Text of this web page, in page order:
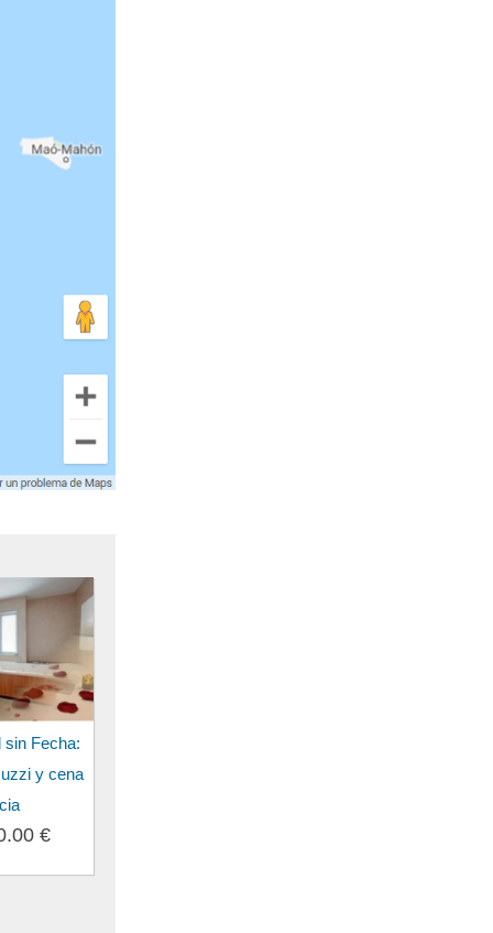
sin Fecha:
y cena
€